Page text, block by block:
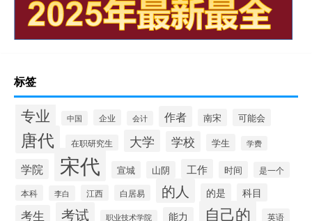
标签
专业 中国 企业 会计 作者 南宋 可能会
唐代 在职研究生 大学 学校 学生 学费
学院 宋代 宣城 山阴 工作 时间
是一个
本科
李白 江西 白居易 的人 的是 科目
考生 考试 职业技术学院 能力 自己的 英语